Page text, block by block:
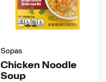
Sopas
Chicken Noodle
Soup